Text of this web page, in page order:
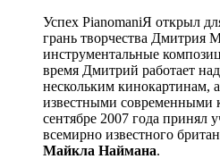
Успех PianomaniЯ открыл
грань творчества Дмитрия
инструментальные
время Дмитрий работает
нескольким кинокартинам,
известными современными
сентябре 2007 года принял
всемирно известного
Майкла Наймана.